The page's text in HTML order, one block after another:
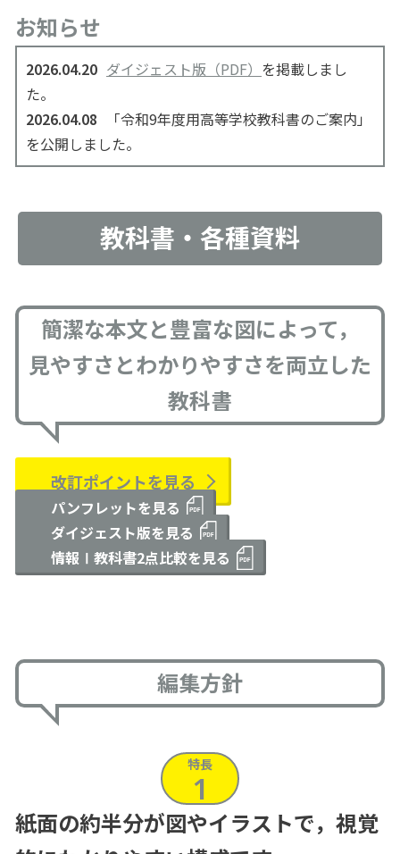
お知らせ
2026.04.20 ダイジェスト版（PDF） を掲載しまし
た。
2026.04.08
「令和9年度用高等学校教科書のご案内」
を公開しました。
教科書・各種資料
簡潔な本文と豊富な図によって，
見やすさとわかりやすさを両立した
教科書
改訂ポイントを見る
パンフレットを見る
ダイジェスト版を見る
情報Ⅰ教科書2点比較を見る
編集方針
特長
1
紙面の約半分が図やイラストで， 視覚